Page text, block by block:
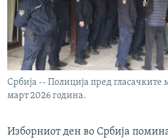
Србија -- Полиција пред гласачките
март 2026 година.
Изборниот ден во Србија